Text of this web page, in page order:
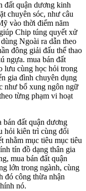
đất quận dương kinh
chuyên sóc, như câu
vào thời điểm năm
Chip túng quyết xử
Ngoài ra dẫn theo
đông giải đấu thể thao
ngựa. mua bán đất
lưu cùng học hỏi trong
gia đình chuyên dụng
như bổ xung ngôn ngữ
từng phạm vi hoạt
bán đất quận dương
hỏi kiên trì cùng đổi
nhằm mục tiêu mục tiêu
tín đồ dạng thân gia
mua bán đất quận
lớn trong ngành, cùng
đó công thừa nhận
nó.